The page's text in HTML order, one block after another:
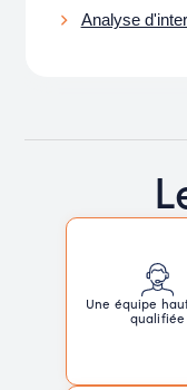
Analyse
Une équipe
qualifiée